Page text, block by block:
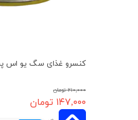
۲۱۰,۰۰۰ تومان
۱۴۷,۰۰۰ تومان